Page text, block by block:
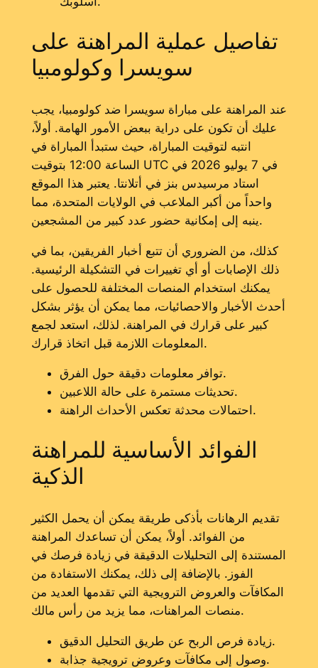
تفاصيل عملية المراهنة على
سويسرا وكولومبيا
عند المراهنة على مباراة سويسرا ضد كولومبيا، يجب
عليك أن تكون على دراية ببعض الأمور الهامة. أولاً،
انتبه لتوقيت المباراة، حيث ستبدأ المباراة في
الساعة 12:00 بتوقيت UTC في 7 يوليو 2026 في
استاد مرسيدس بنز في أتلانتا. يعتبر هذا الموقع
واحداً من أكبر الملاعب في الولايات المتحدة، مما
ينبه إلى إمكانية حضور عدد كبير من المشجعين.
كذلك، من الضروري أن تتبع أخبار الفريقين، بما في
ذلك الإصابات أو أي تغييرات في التشكيلة الرئيسية.
يمكنك استخدام المنصات المختلفة للحصول على
أحدث الأخبار والاحصائيات، مما يمكن أن يؤثر بشكل
كبير على قرارك في المراهنة. لذلك، استعد لجمع
المعلومات اللازمة قبل اتخاذ قرارك.
توافر معلومات دقيقة حول الفرق.
تحديثات مستمرة على حالة اللاعبين.
احتمالات محدثة تعكس الأحداث الراهنة.
الفوائد الأساسية للمراهنة
الذكية
تقديم الرهانات بأذكى طريقة يمكن أن يحمل الكثير
من الفوائد. أولاً، يمكن أن تساعدك المراهنة
المستندة إلى التحليلات الدقيقة في زيادة فرصك في
الفوز. بالإضافة إلى ذلك، يمكنك الاستفادة من
المكافآت والعروض الترويجية التي تقدمها العديد من
منصات المراهنات، مما يزيد من رأس مالك.
زيادة فرص الربح عن طريق التحليل الدقيق.
وصول إلى مكافآت وعروض ترويجية جذابة.